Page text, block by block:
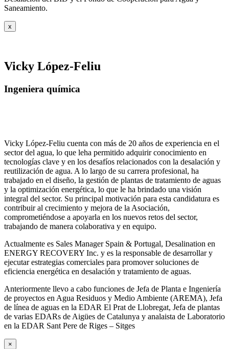
Saneamiento.
x
Vicky López-Feliu
Ingeniera química
Vicky López-Feliu cuenta con más de 20 años de experiencia en el
sector del agua, lo que leha permitido adquirir conocimiento en
tecnologías clave y en los desafíos relacionados con la desalación y
reutilización de agua. A lo largo de su carrera profesional, ha
trabajado en el diseño, la gestión de plantas de tratamiento de aguas
y la optimización energética, lo que le ha brindado una visión
integral del sector. Su principal motivación para esta candidatura es
contribuir al crecimiento y mejora de la Asociación,
comprometiéndose a apoyarla en los nuevos retos del sector,
trabajando de manera colaborativa y en equipo.
Actualmente es Sales Manager Spain & Portugal, Desalination en
ENERGY RECOVERY Inc. y es la responsable de desarrollar y
ejecutar estrategias comerciales para promover soluciones de
eficiencia energética en desalación y tratamiento de aguas.
Anteriormente llevo a cabo funciones de Jefa de Planta e Ingeniería
de proyectos en Agua Residuos y Medio Ambiente (AREMA), Jefa
de línea de aguas en la EDAR El Prat de Llobregat, Jefa de plantas
de varias EDARs de Aigües de Catalunya y analaista de Laboratorio
en la EDAR Sant Pere de Riges – Sitges
×